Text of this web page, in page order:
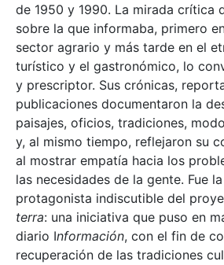
de 1950 y 1990. La mirada crítica
sobre la que informaba, primero
sector agrario y más tarde en el
turístico y el gastronómico, lo
y prescriptor. Sus crónicas,
publicaciones documentaron la
paisajes, oficios, tradiciones,
y, al mismo tiempo, reflejaron su
al mostrar empatía hacia los
las necesidades de la gente. Fue
protagonista indiscutible del
terra: una iniciativa que puso en
diario Información, con el fin de
recuperación de las tradiciones